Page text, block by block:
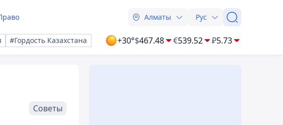
Алматы Рус
#Гордость Казахстана +30°$467.48 €539.52 ₽5.73
Советы